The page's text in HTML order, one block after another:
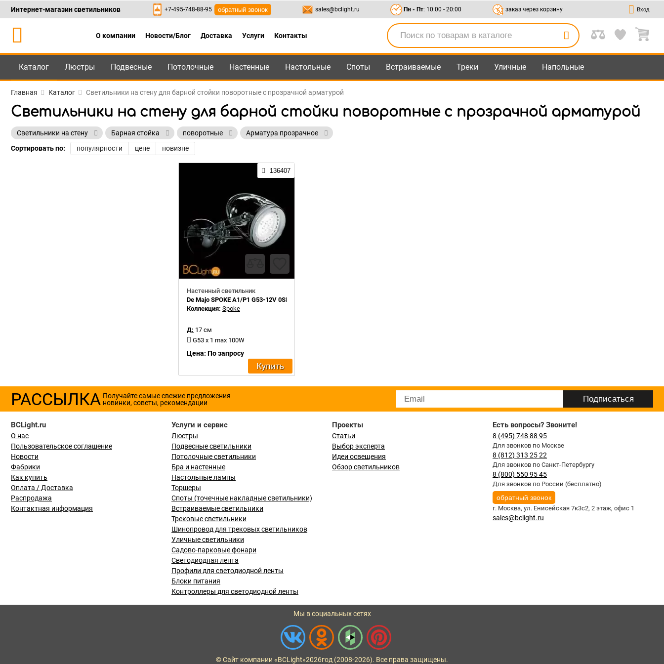
Каталог +7-495-748-88-95 ,8-800-550-95-45 sales@bclight.ru
Интернет-магазин светильников +7-495-748-88-95 обратный звонок sales@bclight.ru Пн - Пт: 10:00 - 20:00 заказ через корзину Вход
О компании Новости/Блог Доставка Услуги Контакты
Каталог Люстры Подвесные Потолочные Настенные Настольные Споты Встраиваемые Треки Уличные Напольные
Главная Каталог Светильники на стену для барной стойки поворотные с прозрачной арматурой
Светильники на стену для барной стойки поворотные с прозрачной арматурой
Светильники на стену Барная стойка поворотные
Арматура прозрачное
Сортировать по:
популярности цене новизне
136407
Настенный светильник
De Majo SPOKE A1/P1 G53-12V 0SPOK0A10
Коллекция: Spoke
Д: 17 см
G53 x 1 max 100W
Цена: По запросу
Купить
РАССЫЛКА Получайте самые свежие предложения
новинки, советы, рекомендации
BCLight.ru
О нас
Пользовательское соглашение
Новости
Фабрики
Как купить
Оплата / Доставка
Распродажа
Контактная информация
Услуги и сервис
Люстры
Подвесные светильники
Потолочные светильники
Бра и настенные
Настольные лампы
Торшеры
Споты (точечные накладные светильники)
Встраиваемые светильники
Трековые светильники
Шинопровод для трековых светильников
Уличные светильники
Садово-парковые фонари
Светодиодная лента
Профили для светодиодной ленты
Блоки питания
Контроллеры для светодиодной ленты
Проекты
Статьи
Выбор эксперта
Идеи освещения
Обзор светильников
Есть вопросы? Звоните!
8 (495) 748 88 95
Для звонков по Москве
8 (812) 313 25 22
Для звонков по Санкт-Петербургу
8 (800) 550 95 45
Для звонков по России (бесплатно)
обратный звонок
г. Москва, ул. Енисейская 7к3с2, 2 этаж, офис 1
sales@bclight.ru
Мы в социальных сетях
© Сайт компании «BCLight»2026год (2008-2026). Все права защищены.